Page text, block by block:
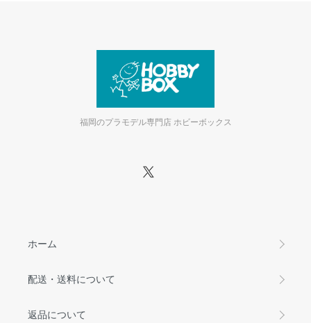
福岡のプラモデル専門店 ホビーボックス
ホーム
配送・送料について
返品について